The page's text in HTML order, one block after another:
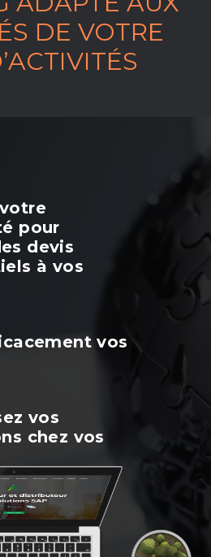
DE VOTRE
pour
devis
à vos
vos
vos
chez vos